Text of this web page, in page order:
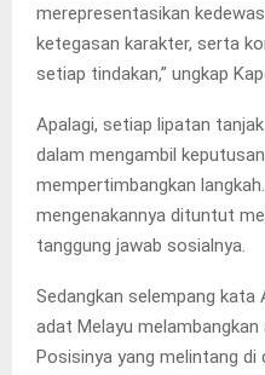
merepresentasikan
ketegasan karakter, serta
setiap tindakan,” ungkap
Apalagi, setiap lipatan
dalam mengambil
mempertimbangkan
mengenakannya dituntut
tanggung jawab sosialnya.
Sedangkan selempang
adat Melayu melambangkan
Posisinya yang melintang di